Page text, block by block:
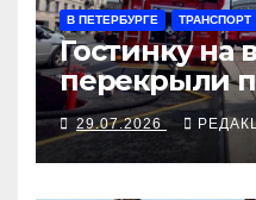
В ПЕТЕРБУРГЕ ТРАНСПОРТ
Гостинку на
перекрыли
задымлению
29.07.2026